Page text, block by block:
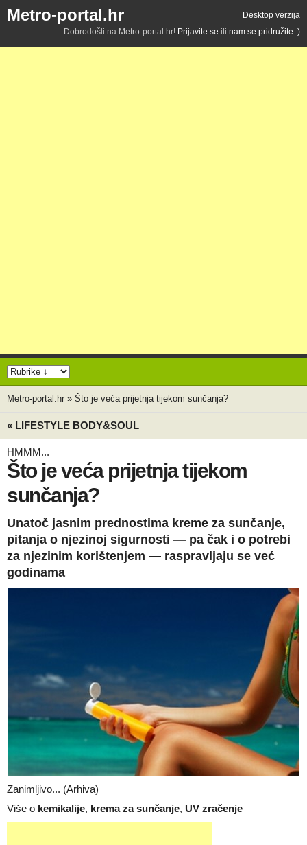
Metro-portal.hr
Desktop verzija
Dobrodošli na Metro-portal.hr! Prijavite se ili nam se pridružite :)
Metro-portal.hr » Što je veća prijetnja tijekom sunčanja?
« LIFESTYLE BODY&SOUL
HMMM...
Što je veća prijetnja tijekom
sunčanja?
Unatoč jasnim prednostima kreme za sunčanje,
pitanja o njezinoj sigurnosti — pa čak i o potrebi
za njezinim korištenjem — raspravljaju se već
godinama
Zanimljivo... (Arhiva)
Više o kemikalije, krema za sunčanje, UV zračenje